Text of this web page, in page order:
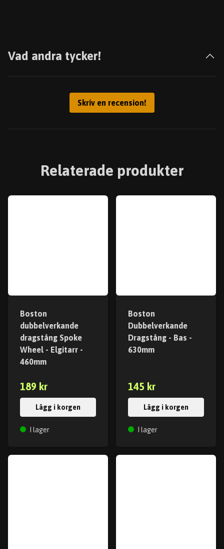
Vad andra tycker!
Skriv en recension!
Relaterade produkter
Boston
dubbelverkande
dragstång Spoke
Wheel - Elgitarr -
460mm
189 kr
Lägg i korgen
I lager
Boston
Dubbelverkande
Dragstång - Bas -
630mm
145 kr
Lägg i korgen
I lager